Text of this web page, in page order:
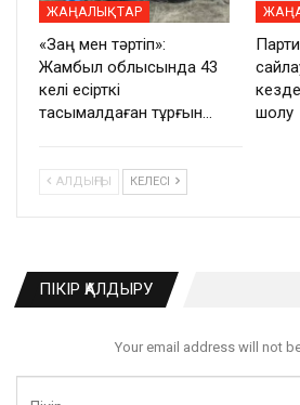
ЖАҢАЛЫҚТАР
«Заң мен тәртіп»:
Жамбыл облысында 43
келі есірткі
тасымалдаған тұрғын…
шолу
АЛДЫҢҒЫ КЕЛЕСІ
ПІКІР ҚАЛДЫРУ
Your email address will not